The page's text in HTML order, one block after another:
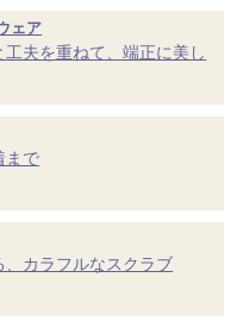
ェア
夫を重ねて、端正に美し
まで
、カラフルなスクラブ